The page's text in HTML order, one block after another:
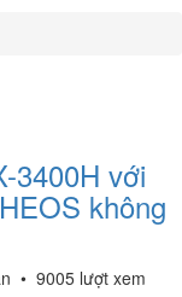
3400H với
không
• 9005 lượt xem